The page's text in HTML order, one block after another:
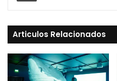
Articulos Relacionados